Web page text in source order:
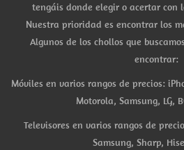
tengáis donde elegir o acertar con
Nuestra prioridad es encontrar los
Algunos de los chollos que
encontrar:
Móviles en varios rangos de precios:
Motorola, Samsung, LG,
Televisores en varios rangos de
Samsung, Sharp,